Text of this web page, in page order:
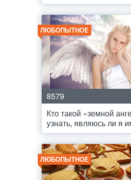
ЛЮБОПЫТНОЕ
8579
Кто такой «земной
узнать, являюсь ли я
ЛЮБОПЫТНОЕ